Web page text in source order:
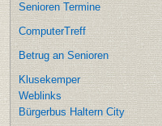
Senioren Termine
ComputerTreff
Betrug an Senioren
Klusekemper
Weblinks
Bürgerbus Haltern City